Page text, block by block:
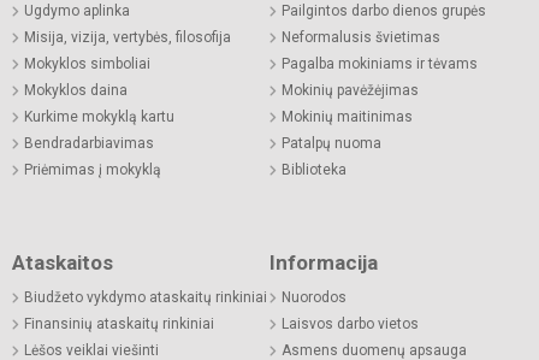
Ugdymo aplinka
Misija, vizija, vertybės, filosofija
Mokyklos simboliai
Mokyklos daina
Kurkime mokyklą kartu
Bendradarbiavimas
Priėmimas į mokyklą
Pailgintos darbo dienos grupės
Neformalusis švietimas
Pagalba mokiniams ir tėvams
Mokinių pavėžėjimas
Mokinių maitinimas
Patalpų nuoma
Biblioteka
Ataskaitos
Biudžeto vykdymo ataskaitų rinkiniai
Finansinių ataskaitų rinkiniai
Lėšos veiklai viešinti
Informacija
Nuorodos
Laisvos darbo vietos
Asmens duomenų apsauga